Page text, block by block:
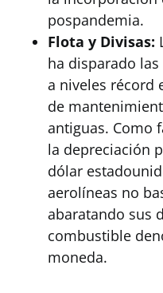
pospandemia.
Flota y Divisas:
ha disparado
a niveles récord
de
antiguas. Como
la depreciación
dólar
aerolíneas no
abaratando sus
combustible
moneda.